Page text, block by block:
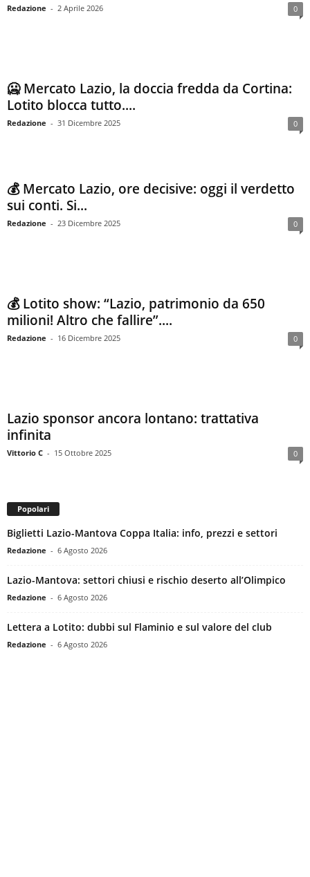
Redazione - 2 Aprile 2026 0
🥶 Mercato Lazio, la doccia fredda da Cortina:
Lotito blocca tutto....
Redazione - 31 Dicembre 2025 0
💰 Mercato Lazio, ore decisive: oggi il verdetto
sui conti. Si...
Redazione - 23 Dicembre 2025 0
💰 Lotito show: “Lazio, patrimonio da 650
milioni! Altro che fallire”....
Redazione - 16 Dicembre 2025 0
Lazio sponsor ancora lontano: trattativa
infinita
Vittorio C - 15 Ottobre 2025 0
Popolari
Biglietti Lazio-Mantova Coppa Italia: info, prezzi e settori
Redazione - 6 Agosto 2026
Lazio-Mantova: settori chiusi e rischio deserto all’Olimpico
Redazione - 6 Agosto 2026
Lettera a Lotito: dubbi sul Flaminio e sul valore del club
Redazione - 6 Agosto 2026